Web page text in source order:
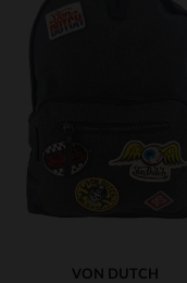
VON DUTCH